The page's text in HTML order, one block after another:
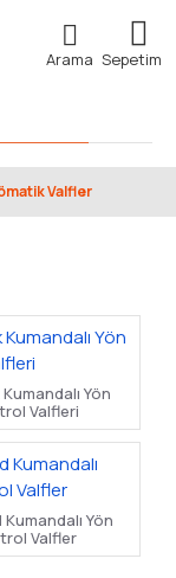
Valfler
Yön
Valfleri
Yön
Valfler